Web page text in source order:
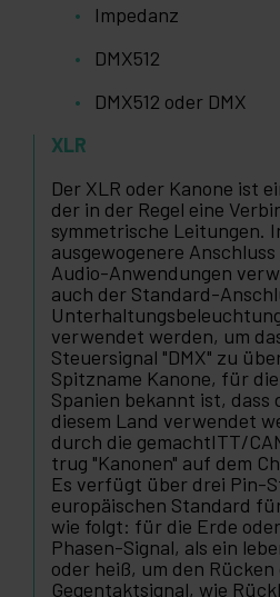
Impedanz
DMX512
DMX512 oder DMX
XLR
Der XLR oder Kanone ist
der in der Regel eine
symmetrische Leitungen.
ausgewogenere
Audio-Anwendungen
auch der Standard-
verwendet werden, um
Steuersignal "DMX" zu
Spitzname Kanone, für
Spanien bekannt ist, dass
diesem Land verwendet
durch die gemachtITT/
trug "Kanonen" auf dem
Es verfügt über drei Pin-
europäischen Standard
wie folgt: für die Erde
Phasen-Signal, als ein
oder heiß, um den Rücken
Gegentaktsignal, wie